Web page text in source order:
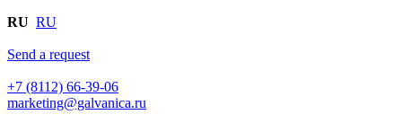
RU RU
Send a request
+7 (8112) 66-39-06
marketing@galvanica.ru